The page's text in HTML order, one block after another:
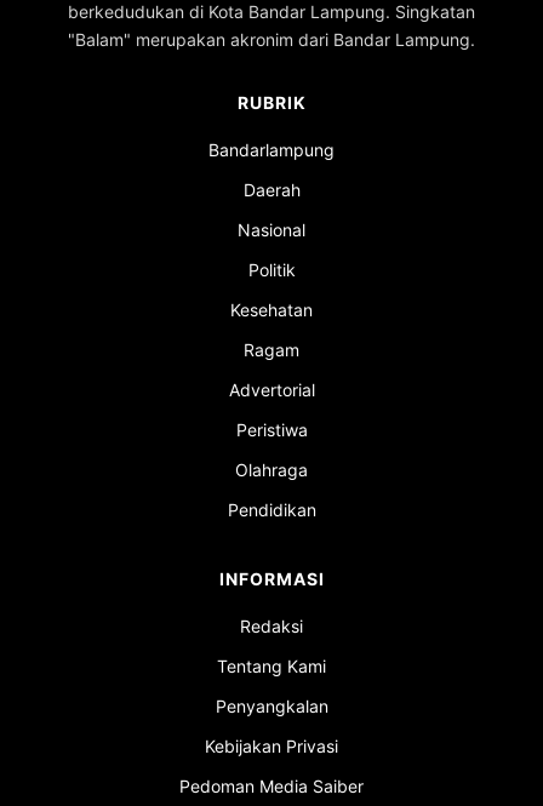
berkedudukan di Kota Bandar Lampung. Singkatan
"Balam" merupakan akronim dari Bandar Lampung.
RUBRIK
Bandarlampung
Daerah
Nasional
Politik
Kesehatan
Ragam
Advertorial
Peristiwa
Olahraga
Pendidikan
INFORMASI
Redaksi
Tentang Kami
Penyangkalan
Kebijakan Privasi
Pedoman Media Saiber